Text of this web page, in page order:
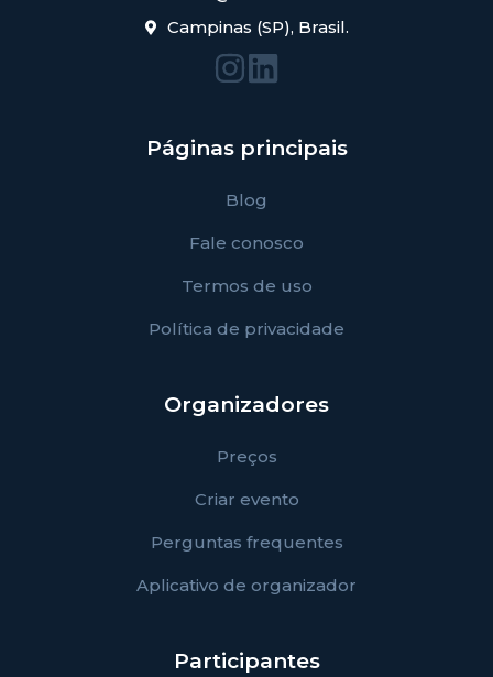
Campinas (SP), Brasil.
Páginas principais
Blog
Fale conosco
Termos de uso
Política de privacidade
Organizadores
Preços
Criar evento
Perguntas frequentes
Aplicativo de organizador
Participantes